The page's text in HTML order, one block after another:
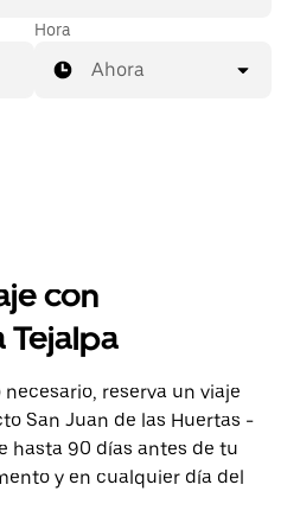
Hora
Ahora
con
Tejalpa
reserva un viaje
San Juan de las Huertas -
hasta 90 días antes de tu
y en cualquier día del